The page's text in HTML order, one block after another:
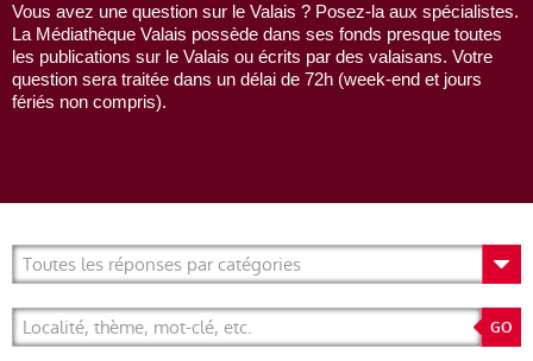
Vous avez une question sur le Valais ? Posez-la aux spécialistes.
La Médiathèque Valais possède dans ses fonds presque toutes
les publications sur le Valais ou écrits par des valaisans. Votre
question sera traitée dans un délai de 72h (week-end et jours
fériés non compris).